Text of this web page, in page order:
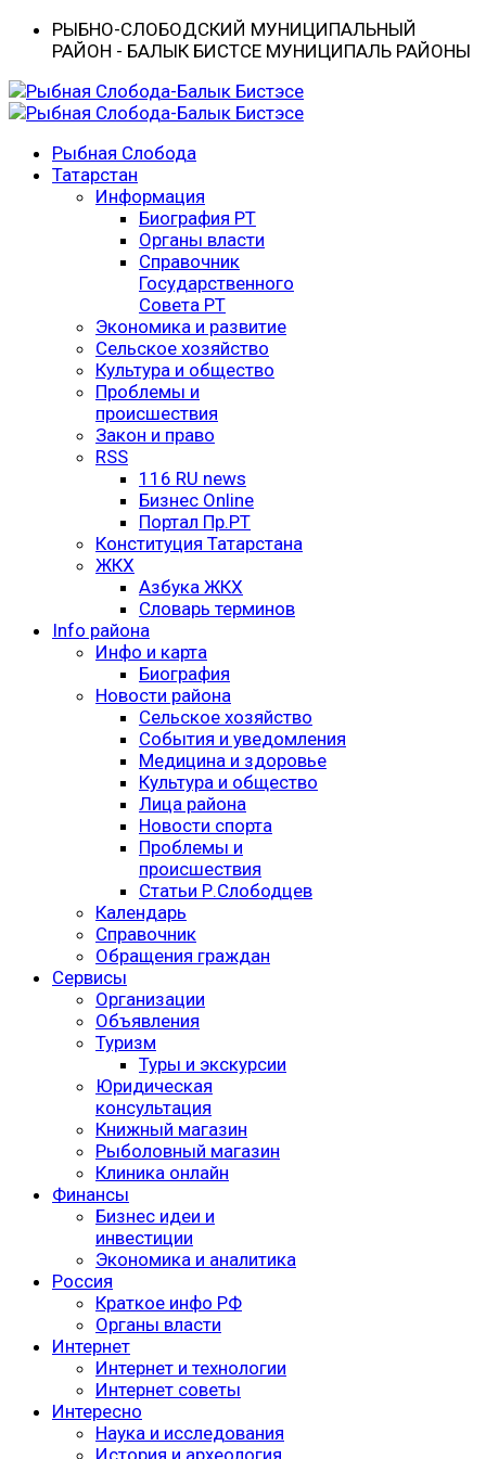
РЫБНО-CЛОБОДСКИЙ МУНИЦИПАЛЬНЫЙ
РАЙОН - БАЛЫК БИСТӘСЕ МУНИЦИПАЛЬ РАЙОНЫ
Рыбная Слобода
Татарстан
Информация
Биография РТ
Органы власти
Справочник
Государственного
Совета РТ
Экономика и развитие
Сельское хозяйство
Культура и общество
Проблемы и
происшествия
Закон и право
RSS
116 RU news
Бизнес Online
Портал Пр.РТ
Конституция Татарстана
ЖКХ
Азбука ЖКХ
Словарь терминов
Info района
Инфо и карта
Биография
Новости района
Сельское хозяйство
События и уведомления
Медицина и здоровье
Культура и общество
Лица района
Новости спорта
Проблемы и
происшествия
Статьи Р.Слободцев
Календарь
Справочник
Обращения граждан
Сервисы
Организации
Объявления
Туризм
Туры и экскурсии
Юридическая
консультация
Книжный магазин
Рыболовный магазин
Клиника онлайн
Финансы
Бизнес идеи и
инвестиции
Экономика и аналитика
Россия
Краткое инфо РФ
Органы власти
Интернет
Интернет и технологии
Интернет советы
Интересно
Наука и исследования
История и археология